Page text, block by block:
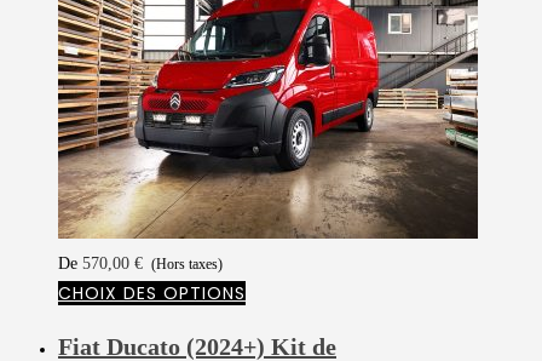
De 570,00 € (Hors taxes)
CHOIX DES OPTIONS
Fiat Ducato (2024+) Kit de